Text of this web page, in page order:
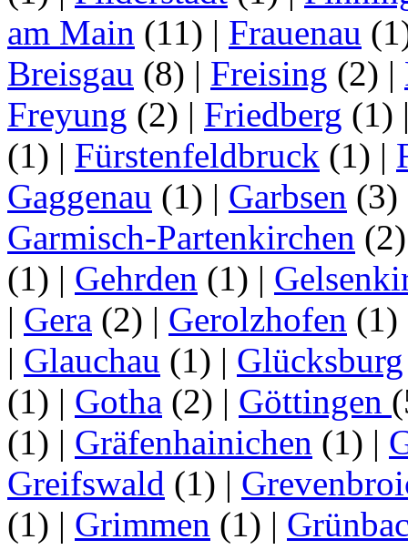
am Main (11) | Frauenau
Breisgau (8) | Freising (2) |
Freyung (2) | Friedberg (1)
(1) | Fürstenfeldbruck (1) |
Gaggenau (1) | Garbsen (3)
Garmisch-Partenkirchen
(1) | Gehrden (1) |
| Gera (2) | Gerolzhofen (1)
| Glauchau (1) | Glücksburg
(1) | Gotha (2) | Göttingen
(1) | Gräfenhainichen (1) |
Greifswald (1) |
(1) | Grimmen (1) |